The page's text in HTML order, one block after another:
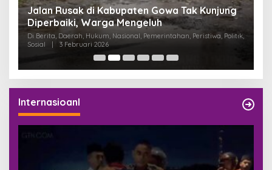
Jalan Rusak di Kabupaten Gowa Tak Kunjung
Diperbaiki, Warga Mengeluh
Di Berita, Daerah, Hukum, Nasional, Pemerintahan, Peristiwa, Politik,
Sosial
| 3 Februari 2026
Internasioanl